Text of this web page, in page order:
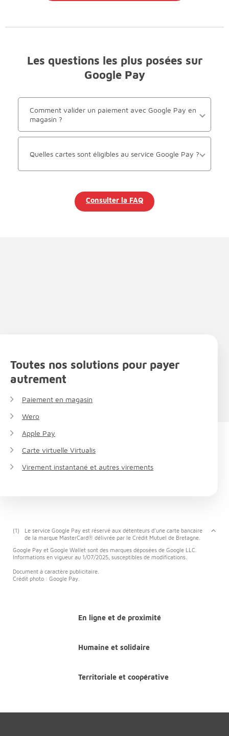
Les questions les plus posées sur
Google Pay
Comment valider un paiement avec Google Pay en
magasin ?
Quelles cartes sont éligibles au service Google Pay ?
Consulter la FAQ
Toutes nos solutions pour payer
autrement
Paiement en magasin
Wero
Apple Pay
Carte virtuelle Virtualis
Virement instantané et autres virements
(1)
Le service Google Pay est réservé aux détenteurs d'une carte bancaire
de la marque MasterCard® délivrée par le Crédit Mutuel de Bretagne.
Google Pay et Google Wallet sont des marques déposées de Google LLC.
Informations en vigueur au 1/07/2025, susceptibles de modifications.
Document à caractère publicitaire.
Crédit photo : Google Pay.
En ligne et de proximité
Humaine et solidaire
Territoriale et coopérative